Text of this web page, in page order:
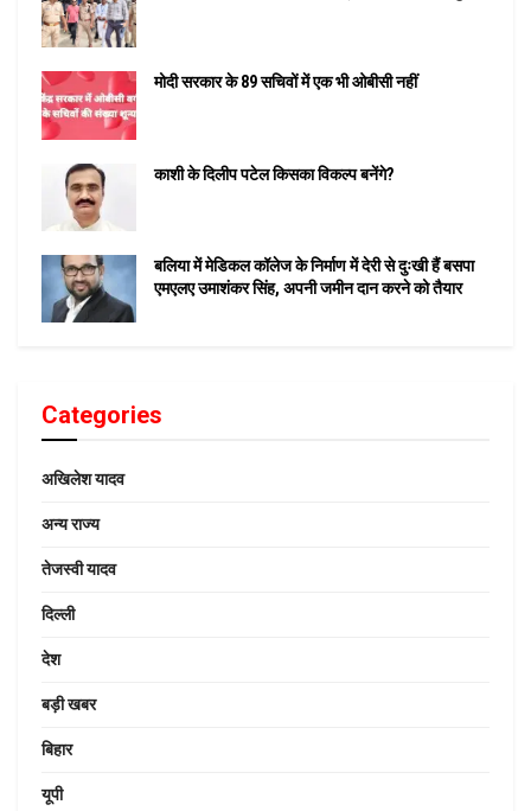
मोदी सरकार के 89 सचिवों में एक भी ओबीसी नहीं
काशी के दिलीप पटेल किसका विकल्प बनेंगे?
बलिया में मेडिकल कॉलेज के निर्माण में देरी से दुःखी हैं बसपा
एमएलए उमाशंकर सिंह, अपनी जमीन दान करने को तैयार
Categories
अखिलेश यादव
अन्य राज्य
तेजस्वी यादव
दिल्ली
देश
बड़ी खबर
बिहार
यूपी